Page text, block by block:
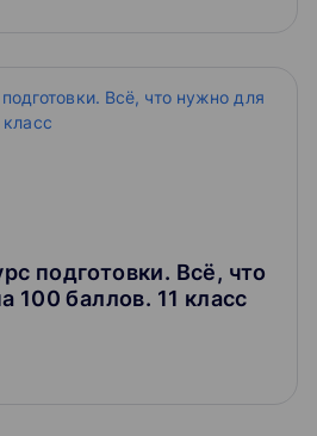
подготовки. Всё, что
100 баллов. 11 класс